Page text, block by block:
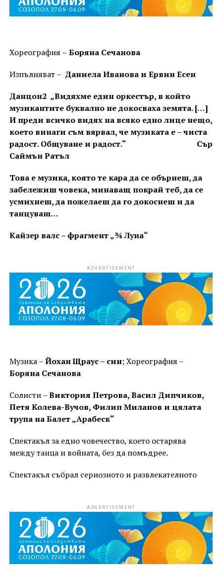
Хореография – Боряна Сечанова
Изпълняват – Даниела Иванова и Ервин Есен
Данцон2 „Видяхме един оркестър, в който
музикантите буквално не докосваха земята. […]
И преди всичко видях на всяко едно лице нещо,
което винаги съм вярвал, че музиката е – чиста
радост. Общуване и радост.“
Сър
Саймън Ратъл
Това е музика, която те кара да се обърнеш, да
забележиш човека, минаващ покрай теб, да се
усмихнеш, да пожелаеш да го докоснеш и да
танцуваш…
Кайзер валс – фрагмент „¾ Луна“
ADVERTISEMENT
Музика –Йохан Щраус – син; Хореография –
Боряна Сечанова
Солисти –Виктория Петрова, Васил Дипчиков,
Петя Колева-Вучов, Филип Миланов и цялата
трупа на Балет „Арабеск“
Спектакъл за едно човечество, което остарява
между танца и войната, без да помъдрее.
Спектакъл събрал сериозното и развлекателното
ADVERTISEMENT